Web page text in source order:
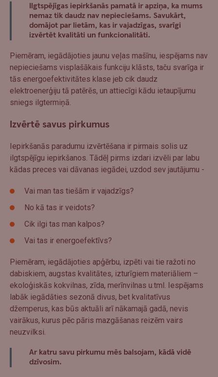
Ilgtspējīgas iepirkšanās pamatā ir apziņa, ka mums
nemaz tik daudz nav nepieciešams. Savukārt,
domājot par lietām, kas ir vajadzīgas, svarīgi
izvērtēt kvalitāti un funkcionalitāti.
Piemēram, iegādājoties jaunu veļas mašīnu, iespējams nav
nepieciešams visplašākais funkciju klāsts, taču svarīga ir
tās energoefektivitātes klase jeb cik daudz
elektroenerģiju tā patērēs, un attiecīgi kādu ietaupījumu
sniegs ilgtermiņā.
Izvērtē savus pirkumus
Iepirkšanās paradumu izvērtēšana ir pirmais solis uz
ilgtspējīgu iepirkšanos. Tādēļ pirms izdari izvēli par labu
kādas preces vai dāvanas iegādei, uzdod sev jautājumu -
Vai man tas tiešām ir vajadzīgs?
No kā tas ir veidots?
Cik ilgi tas man kalpos?
Vai tas ir energoefektīvs?
Piemēram, iegādājoties apģērbu, izpēti vai tie ražoti no
dabiskiem, augstas kvalitātes, izturīgiem materiāliem –
ekoloģiskās kokvilnas, zīda, merīnvilnas u.tml. Iespējams
labāk iegādāties sezonā divus, bet kvalitatīvus
džemperus, kas būs aktuāli arī nākamajā gadā, nevis
vairākus, kurus pēc pāris mazgāšanas reizēm vairs
neuzvilksi.
Ar katru savu pirkumu mēs balsojam, kādā vidē
dzīvosim.